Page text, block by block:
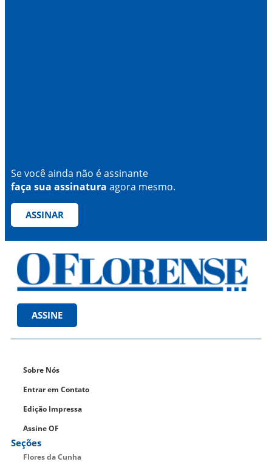
Se você ainda não é assinante
faça sua assinatura agora mesmo.
ASSINAR
ASSINE
Sobre Nós
Entrar em Contato
Edição Impressa
Assine OF
Seções
Flores da Cunha